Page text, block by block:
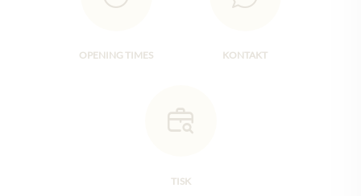
OPENING TIMES KONTAKT
TISK